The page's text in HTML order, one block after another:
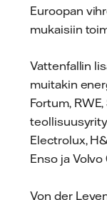
Euroopan
mukaisiin
Vattenfallin
muitakin
Fortum,
Electrolux,
Enso ja Volvo
Von der